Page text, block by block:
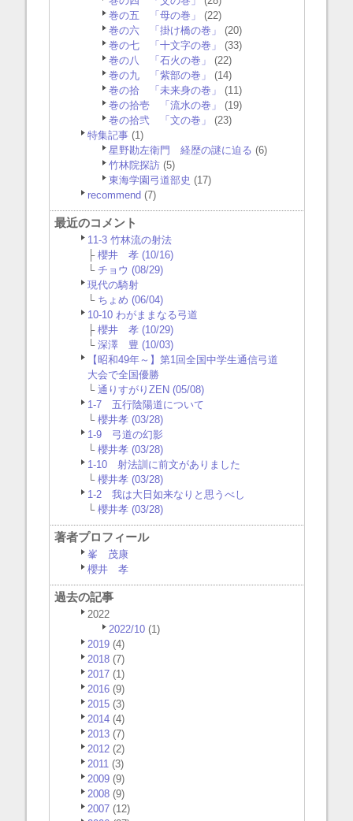
巻の五 「母の巻」
(22)
巻の六 「掛け橋の巻」
(20)
巻の七 「十文字の巻」
(33)
巻の八 「石火の巻」
(22)
巻の九 「紫部の巻」
(14)
巻の拾 「未来身の巻」
(11)
巻の拾壱 「流水の巻」
(19)
巻の拾弐 「文の巻」
(23)
特集記事(1)
星野勘左衛門 経歴の謎に迫る (6)
竹林院探訪(5)
東海学園弓道部史 (17)
recommend (7)
最近のコメント
11-3 竹林流の射法
├ 櫻井 孝 (10/16)
└ チョウ (08/29)
現代の騎射
└ ちょめ (06/04)
10-10 わがままなる弓道
├ 櫻井 孝 (10/29)
└ 深澤 豊 (10/03)
【昭和49年～】第1回全国中学生通信弓道
大会で全国優勝
└ 通りすがりZEN (05/08)
1-7 五行陰陽道について
└ 櫻井孝 (03/28)
1-9 弓道の幻影
└ 櫻井孝 (03/28)
1-10 射法訓に前文がありました
└ 櫻井孝 (03/28)
1-2 我は大日如来なりと思うべし
└ 櫻井孝 (03/28)
著者プロフィール
峯 茂康
櫻井 孝
過去の記事
2022
2022/10(1)
2019(4)
2018(7)
2017(1)
2016(9)
2015(3)
2014(4)
2013(7)
2012(2)
2011 (3)
2009(9)
2008(9)
2007(12)